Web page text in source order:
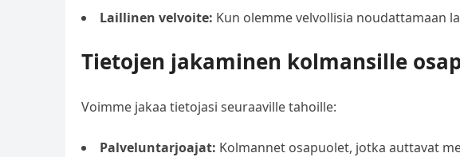
Laillinen velvoite: Kun olemme velvollisia noudattamaan
Tietojen jakaminen kolmansille
Voimme jakaa tietojasi seuraaville tahoille:
Palveluntarjoajat: Kolmannet osapuolet, jotka auttavat